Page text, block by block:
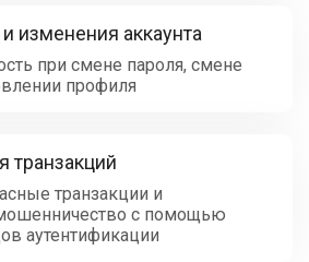
изменения аккаунта
при смене пароля, смене
профиля
транзакций
транзакции и
с помощью
аутентификации